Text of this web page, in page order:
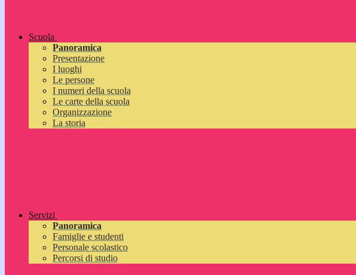
Scuola
Panoramica
Presentazione
I luoghi
Le persone
I numeri della scuola
Le carte della scuola
Organizzazione
La storia
Servizi
Panoramica
Famiglie e studenti
Personale scolastico
Percorsi di studio